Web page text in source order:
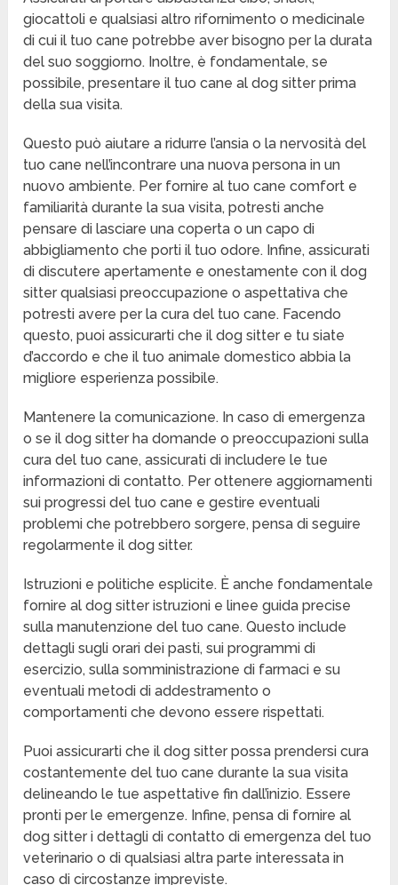
giocattoli e qualsiasi altro rifornimento o medicinale
di cui il tuo cane potrebbe aver bisogno per la durata
del suo soggiorno. Inoltre, è fondamentale, se
possibile, presentare il tuo cane al dog sitter prima
della sua visita.
Questo può aiutare a ridurre l’ansia o la nervosità del
tuo cane nell’incontrare una nuova persona in un
nuovo ambiente. Per fornire al tuo cane comfort e
familiarità durante la sua visita, potresti anche
pensare di lasciare una coperta o un capo di
abbigliamento che porti il tuo odore. Infine, assicurati
di discutere apertamente e onestamente con il dog
sitter qualsiasi preoccupazione o aspettativa che
potresti avere per la cura del tuo cane. Facendo
questo, puoi assicurarti che il dog sitter e tu siate
d’accordo e che il tuo animale domestico abbia la
migliore esperienza possibile.
Mantenere la comunicazione. In caso di emergenza
o se il dog sitter ha domande o preoccupazioni sulla
cura del tuo cane, assicurati di includere le tue
informazioni di contatto. Per ottenere aggiornamenti
sui progressi del tuo cane e gestire eventuali
problemi che potrebbero sorgere, pensa di seguire
regolarmente il dog sitter.
Istruzioni e politiche esplicite. È anche fondamentale
fornire al dog sitter istruzioni e linee guida precise
sulla manutenzione del tuo cane. Questo include
dettagli sugli orari dei pasti, sui programmi di
esercizio, sulla somministrazione di farmaci e su
eventuali metodi di addestramento o
comportamenti che devono essere rispettati.
Puoi assicurarti che il dog sitter possa prendersi cura
costantemente del tuo cane durante la sua visita
delineando le tue aspettative fin dall’inizio. Essere
pronti per le emergenze. Infine, pensa di fornire al
dog sitter i dettagli di contatto di emergenza del tuo
veterinario o di qualsiasi altra parte interessata in
caso di circostanze impreviste.